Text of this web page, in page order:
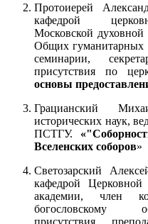
Протоиерей
кафедрой
Московской
Общих гуманитарных
семинарии,
присутствия по
основы
Грацианский
исторических наук,
ПСТГУ.
Вселенских соборов»
Светозарский
кафедрой
академии, член
богословскому
присутствия,